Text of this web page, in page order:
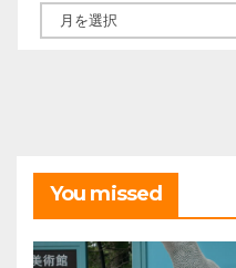
You missed